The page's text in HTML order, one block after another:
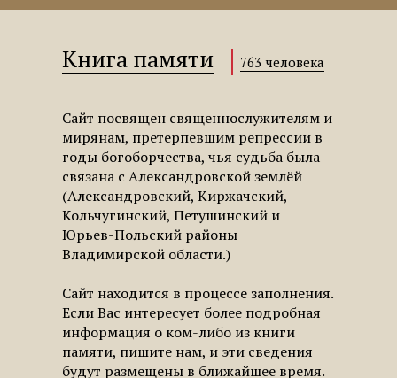
Книга памяти 763 человека
Сайт посвящен священнослужителям и
мирянам, претерпевшим репрессии в
годы богоборчества, чья судьба была
связана с Александровской землёй
(Александровский, Киржачский,
Кольчугинский, Петушинский и
Юрьев-Польский районы
Владимирской области.)
Сайт находится в процессе заполнения.
Если Вас интересует более подробная
информация о ком-либо из книги
памяти, пишите нам, и эти сведения
будут размещены в ближайшее время.